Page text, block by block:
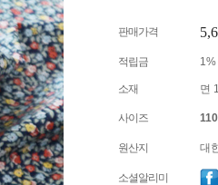
판매가격
적립금 1%
소재 면
사이즈
원산지 대
소셜알리미